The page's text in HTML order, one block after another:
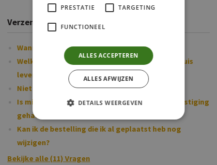
Verzending & levering
Wanneer ontvang ik mijn bestelling?
Welk zijn de leveringsvoorwaarden bij het aan huis
leveren van voeder?
Niet (alles) ontvangen?
Is mijn bestelling gelukt, want ik heb geen bevestiging
gehad?
Kan ik de bestelling die ik al geplaatst heb nog
wijzigen?
Bekijke alle (11) Vragen
PRESTATIE TARGETING
FUNCTIONEEL
ALLES ACCEPTEREN
ALLES AFWIJZEN
DETAILS WEERGEVEN